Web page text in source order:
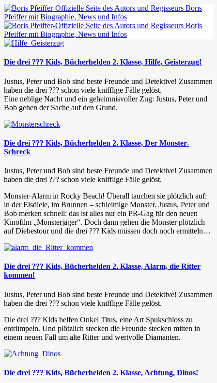
Die drei ??? Kids, Bücherhelden 2. Klasse, Hilfe, Geisterzug!
Justus, Peter und Bob sind beste Freunde und Detektive! Zusammen
haben die drei ??? schon viele knifflige Fälle gelöst.
Eine neblige Nacht und ein geheimnisvoller Zug: Justus, Peter und
Bob gehen der Sache auf den Grund.
Die drei ??? Kids, Bücherhelden 2. Klasse, Der Monster-
Schreck
Justus, Peter und Bob sind beste Freunde und Detektive! Zusammen
haben die drei ??? schon viele knifflige Fälle gelöst.
Monster-Alarm in Rocky Beach! Überall tauchen sie plötzlich auf:
in der Eisdiele, im Brunnen – schleimige Monster. Justus, Peter und
Bob merken schnell: das ist alles nur ein PR-Gag für den neuen
Kinofilm „Monsterjäger“. Doch dann gehen die Monster plötzlich
auf Diebestour und die drei ??? Kids müssen doch noch ermitteln…
Die drei ??? Kids, Bücherhelden 2. Klasse, Alarm, die Ritter
kommen!
Justus, Peter und Bob sind beste Freunde und Detektive! Zusammen
haben die drei ??? schon viele knifflige Fälle gelöst.
Die drei ??? Kids helfen Onkel Titus, eine Art Spukschloss zu
entrümpeln. Und plötzlich stecken die Freunde stecken mitten in
einem neuen Fall um alte Ritter und wertvolle Diamanten.
Die drei ??? Kids, Bücherhelden 2. Klasse, Achtung, Dinos!